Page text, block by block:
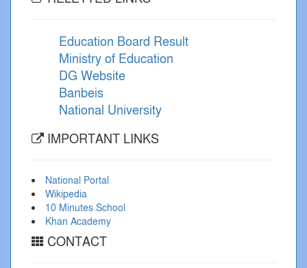
Education Board Result
Ministry of Education
DG Website
Banbeis
National University
IMPORTANT LINKS
National Portal
Wikipedia
10 Minutes School
Khan Academy
CONTACT